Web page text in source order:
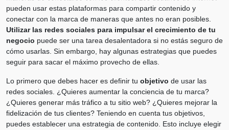
pueden usar estas plataformas para compartir contenido y
conectar con la marca de maneras que antes no eran posibles.
Utilizar las redes sociales para impulsar el crecimiento de tu
negocio puede ser una tarea desalentadora si no estás seguro de
cómo usarlas. Sin embargo, hay algunas estrategias que puedes
seguir para sacar el máximo provecho de ellas.
Lo primero que debes hacer es definir tu objetivo de usar las
redes sociales. ¿Quieres aumentar la conciencia de tu marca?
¿Quieres generar más tráfico a tu sitio web? ¿Quieres mejorar la
fidelización de tus clientes? Teniendo en cuenta tus objetivos,
puedes establecer una estrategia de contenido. Esto incluye elegir